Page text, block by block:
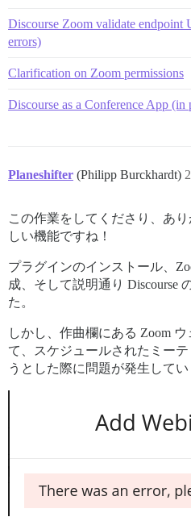
Discourse Zoom validate endpoint
errors)
Clarification on Zoom permissions
Discourse as a Conference App
Planeshifter (Philipp Burckhardt) 2
この作業をしてくださり、あ
しい機能ですね！
プラグインのインストール、
成、そして説明通り Discourse
た。
しかし、作曲欄にある Zoom
て、スケジュールされたミー
うとした際に問題が発生してい